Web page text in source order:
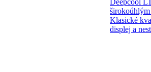
Klasické
displej a